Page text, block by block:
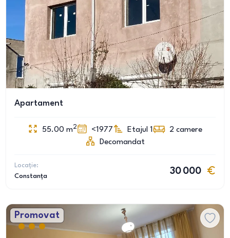
Apartament
55.00 m2 <1977 Etajul 1 2 camere
Decomandat
Locație:
Constanța
30 000
Promovat